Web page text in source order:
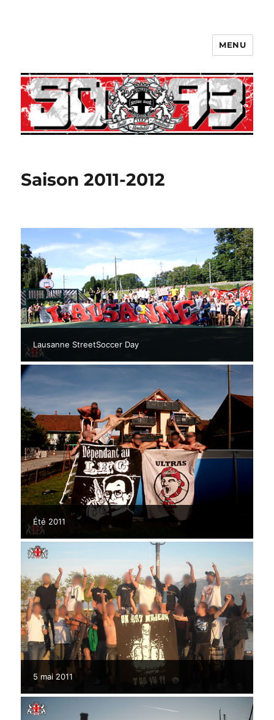
MENU
Saison 2011-2012
Lausanne StreetSoccer Day
Été 2011
5 mai 2011